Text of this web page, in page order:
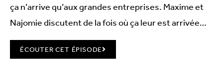
ça n’arrive qu’aux grandes entreprises. Maxime et
Najomie discutent de la fois où ça leur est arrivée…
ÉCOUTER CET ÉPISODE